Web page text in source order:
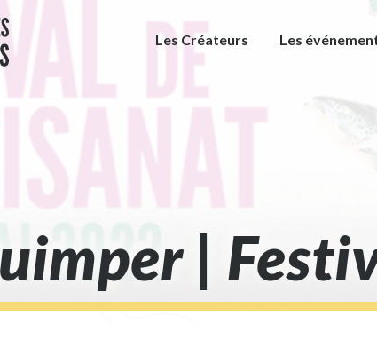
Les Créateurs Les
|